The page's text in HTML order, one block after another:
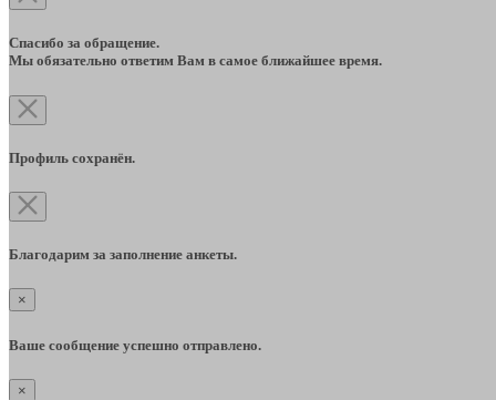
Спасибо за обращение.
Мы обязательно ответим Вам в самое ближайшее время.
Профиль сохранён.
Благодарим за заполнение анкеты.
×
Ваше сообщение успешно отправлено.
×